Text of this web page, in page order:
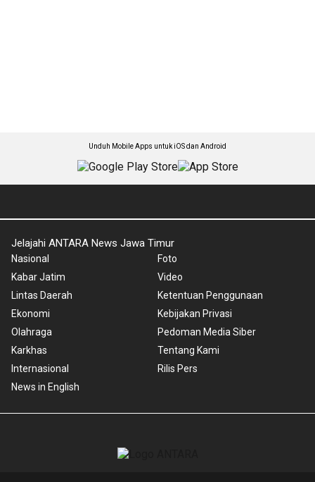
Unduh Mobile Apps untuk iOS dan Android
Jelajahi ANTARA News Jawa Timur
Nasional
Kabar Jatim
Lintas Daerah
Ekonomi
Olahraga
Karkhas
Internasional
News in English
Foto
Video
Ketentuan Penggunaan
Kebijakan Privasi
Pedoman Media Siber
Tentang Kami
Rilis Pers